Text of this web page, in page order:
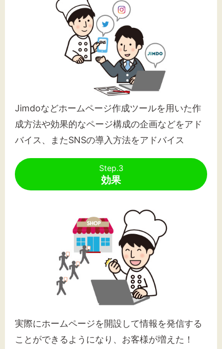
Jimdoなどホームページ作成ツールを用いた作
成方法や効果的なページ構成の企画などをアド
バイス、またSNSの導入方法をアドバイス
Step.3
効果
実際にホームページを開設して情報を発信する
ことができるようになり、お客様が増えた！